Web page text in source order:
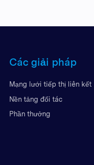
Các giải pháp
Mạng lưới tiếp thị liên kết
Nền tảng đối tác
Phần thưởng